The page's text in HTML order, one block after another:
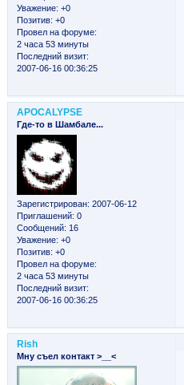
Уважение: +0
Позитив: +0
Провел на форуме:
2 часа 53 минуты
Последний визит:
2007-06-16 00:36:25
APOCALYPSE
Где-то в Шамбале...
Зарегистрирован: 2007-06-12
Приглашений: 0
Сообщений: 16
Уважение: +0
Позитив: +0
Провел на форуме:
2 часа 53 минуты
Последний визит:
2007-06-16 00:36:25
Rish
Мну съел контакт >__<